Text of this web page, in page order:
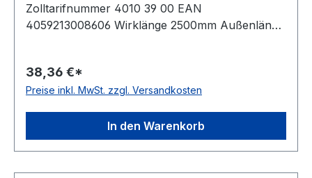
Zolltarifnummer 4010 39 00 EAN
4059213008606 Wirklänge 2500mm Außenlänge
Norm DIN 7753 Material Neoprene Zugstrang
Polyester Breite 12,7mm Höhe 10mm
38,36 €*
Preise inkl. MwSt. zzgl. Versandkosten
In den Warenkorb